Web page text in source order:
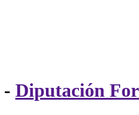
- Diputación